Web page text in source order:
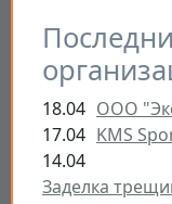
18.04 ООО
17.04 KMS
14.04
Заделка